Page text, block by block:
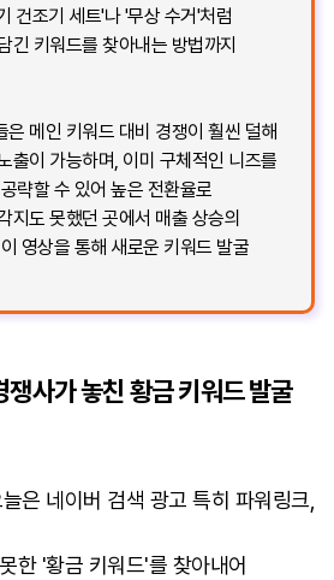
건조기 세트'나 '무상 수거'처럼
긴 키워드를 찾아내는 방법까지
은 메인 키워드 대비 경쟁이 훨씬 덜해
출이 가능하며, 이미 구체적인 니즈를
략할 수 있어 높은 전환율로
지도 못했던 곳에서 매출 상승의
영상을 통해 새로운 키워드 발굴
쟁사가 놓친 황금 키워드 발굴
은 네이버 검색 광고 특히 파워링크,
한 '황금 키워드'를 찾아내어